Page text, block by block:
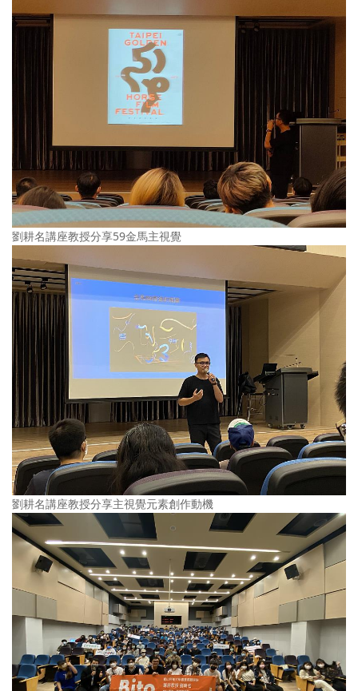
劉耕名講座教授分享59金馬主視覺
劉耕名講座教授分享主視覺元素創作動機